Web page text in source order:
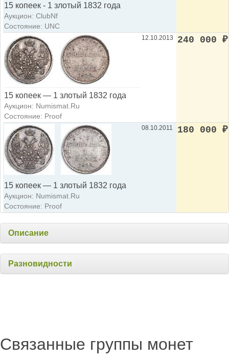
15 копеек - 1 злотый 1832 года
Аукцион: ClubNf
Состояние: UNC
15 копеек — 1 злотый 1832 года
Аукцион: Numismat.Ru
Состояние: Proof
12.10.2013 240 000 ₽
15 копеек — 1 злотый 1832 года
Аукцион: Numismat.Ru
Состояние: Proof
08.10.2011 180 000 ₽
Описание
Разновидности
Связанные группы монет